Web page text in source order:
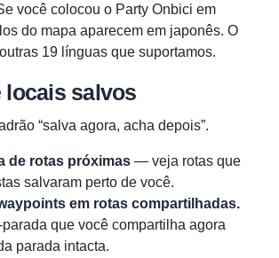
você colocou o Party Onbici em
do mapa aparecem em japonês. O
19 línguas que suportamos.
locais salvos
“salva agora, acha depois”.
de rotas próximas — veja rotas que
salvaram perto de você.
em rotas compartilhadas.
que você compartilha agora
parada intacta.